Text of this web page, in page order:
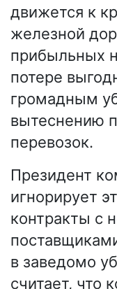
движется к
железной
прибыльных
потере
громадным
вытеснению
перевозок.
Президент
игнорирует
контракты с
в заведомо
считает, что